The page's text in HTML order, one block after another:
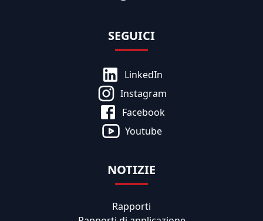
SEGUICI
LinkedIn
Instagram
Facebook
Youtube
NOTIZIE
Rapporti